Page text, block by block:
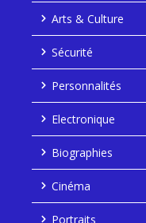
Arts & Culture
Sécurité
Personnalités
Electronique
Biographies
Cinéma
Portraits